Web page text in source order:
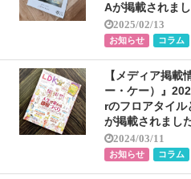
Aが掲載されま
2025/02/13
お知らせ コラム
【メディア掲載
ー・ケー）』
rのフロアタイル
が掲載されまし
2024/03/11
お知らせ コラム